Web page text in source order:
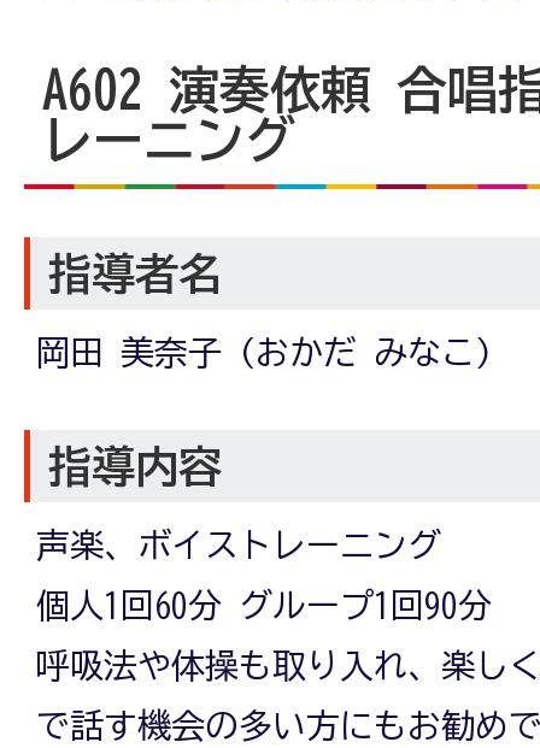
A602 演奏依頼 合唱
レーニング
指導者名
岡田 美奈子 (おかだ みなこ)
指導内容
声楽、ボイストレーニング
個人1回60分 グループ1回90分
呼吸法や体操も取り入れ、楽し
で話す機会の多い方にもお勧め